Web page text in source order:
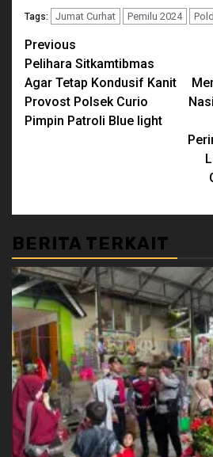
Tags: Jumat Curhat Pemilu 2024
Continue
Reading
Previous
Pelihara Sitkamtibmas
Agar Tetap Kondusif Kanit
Provost Polsek Curio
Pimpin Patroli Blue light
BERITA TERKAIT